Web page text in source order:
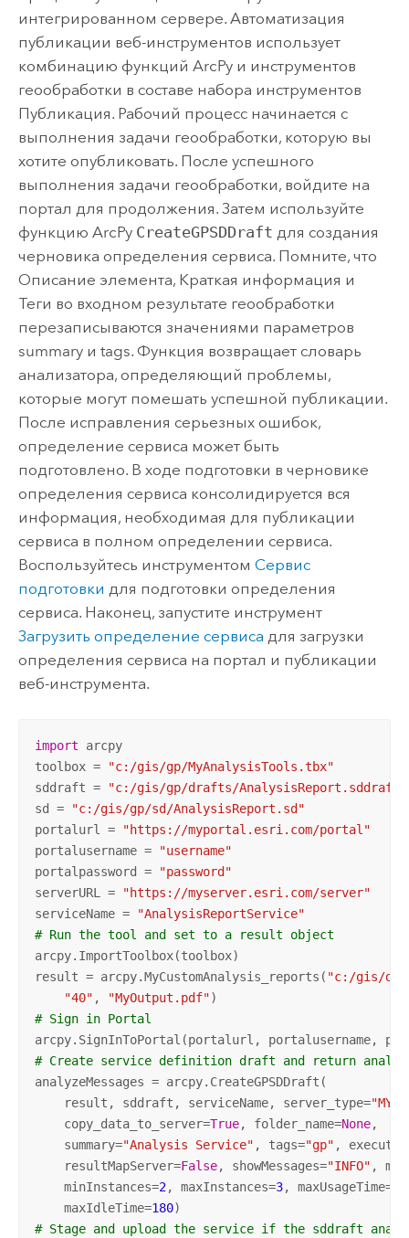
интегрированном сервере. Автоматизация
публикации веб-инструментов использует
комбинацию функций ArcPy и инструментов
геообработки в составе набора инструментов
Публикация. Рабочий процесс начинается с
выполнения задачи геообработки, которую вы
хотите опубликовать. После успешного
выполнения задачи геообработки, войдите на
портал для продолжения. Затем используйте
функцию ArcPy CreateGPSDDraft для создания
черновика определения сервиса. Помните, что
Описание элемента, Краткая информация и
Теги во входном результате геообработки
перезаписываются значениями параметров
summary и tags. Функция возвращает словарь
анализатора, определяющий проблемы,
которые могут помешать успешной публикации.
После исправления серьезных ошибок,
определение сервиса может быть
подготовлено. В ходе подготовки в черновике
определения сервиса консолидируется вся
информация, необходимая для публикации
сервиса в полном определении сервиса.
Воспользуйтесь инструментом Сервис
подготовки для подготовки определения
сервиса. Наконец, запустите инструмент
Загрузить определение сервиса для загрузки
определения сервиса на портал и публикации
веб-инструмента.
import arcpy
toolbox =
"c:/gis/gp/MyAnalysisTools.tbx"
sddraft =
"c:/gis/gp/drafts/AnalysisReport.sddraft"
sd =
"c:/gis/gp/sd/AnalysisReport.sd"
portalurl =
"https://myportal.esri.com/portal"
portalusername =
"username"
portalpassword =
"password"
serverURL =
"https://myserver.esri.com/server"
serviceName =
"AnalysisReportService"
# Run the tool and set to a result object
arcpy.ImportToolbox(toolbox)
result = arcpy.MyCustomAnalysis_reports( "c:/gis/
"40" , "MyOutput.pdf"
# Sign in Portal
# Create service definition draft and return
analyzeMessages = arcpy.CreateGPSDDraft(
    result, sddraft, serviceName, server_type=
    copy_data_to_server=
True, folder_name=None,
    summary=
"Analysis Service" , tags="gp" ,
    resultMapServer=
False, showMessages="INFO" ,
    minInstances=
2, maxInstances=3, maxUsageTime=
    maxIdleTime=
180
# Stage and upload the service if the sddraft